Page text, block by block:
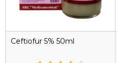
Ceftiofur 5% 50ml